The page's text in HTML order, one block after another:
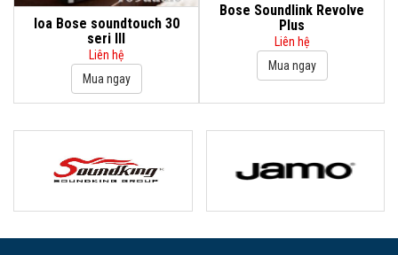
loa Bose soundtouch 30
seri III
Liên hệ
Bose Soundlink Revolve
Plus
Liên hệ